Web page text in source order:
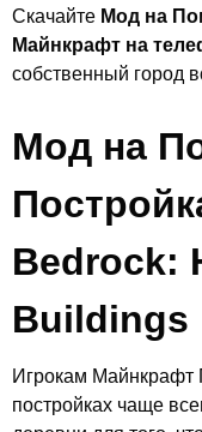
Скачайте Мод на
Майнкрафт на
собственный город
Мод на
Bedrock:
Buildings
Игрокам
постройках чаще